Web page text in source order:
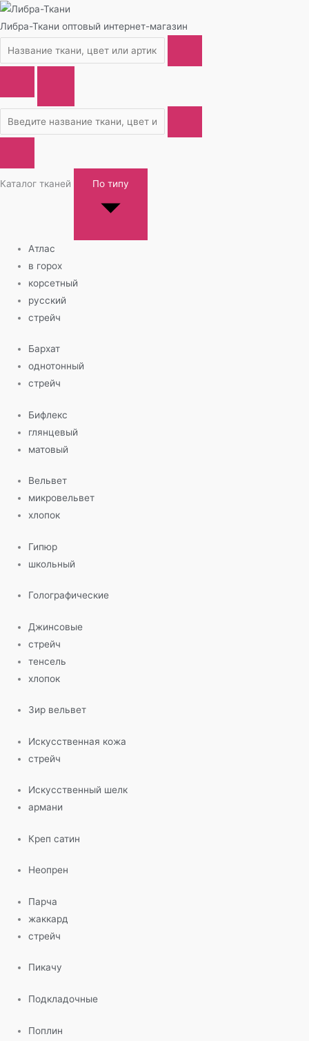
Либра-Ткани оптовый интернет-магазин
Каталог тканей По типу
Атлас
в горох
корсетный
русский
стрейч
Бархат
однотонный
стрейч
Бифлекс
глянцевый
матовый
Вельвет
микровельвет
хлопок
Гипюр
школьный
Голографические
Джинсовые
стрейч
тенсель
хлопок
Зир вельвет
Искусственная кожа
стрейч
Искусственный шелк
армани
Креп сатин
Неопрен
Парча
жаккард
стрейч
Пикачу
Подкладочные
Поплин